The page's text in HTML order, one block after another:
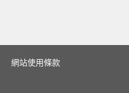
網站使用條款